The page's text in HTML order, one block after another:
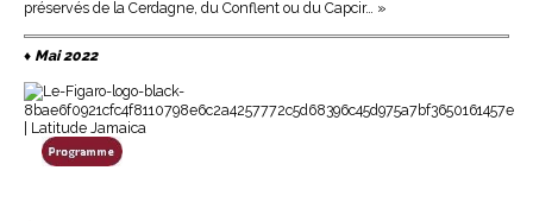
préservés de la Cerdagne, du Conflent ou du Capcir… »
♦ Mai 2022